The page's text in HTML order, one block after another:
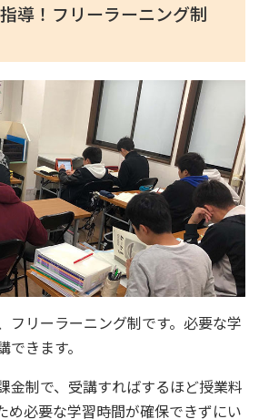
導！フリーラーニング制
フリーラーニング制です。必要な学
きます。
金制で、受講すればするほど授業料
め必要な学習時間が確保できずにい